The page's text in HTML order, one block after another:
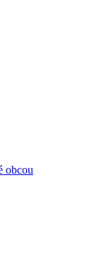
obcou